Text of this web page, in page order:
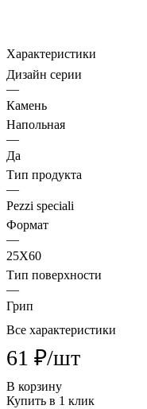
Характеристики
Дизайн серии
—
Камень
Напольная
—
Да
Тип продукта
—
Pezzi speciali
Формат
—
25X60
Тип поверхности
—
Грип
Все характеристики
61 ₽/шт
В корзину
Купить в 1 клик